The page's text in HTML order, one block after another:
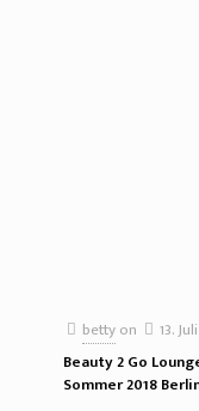
bettyon
13.
Beauty 2 Go
Sommer 2018